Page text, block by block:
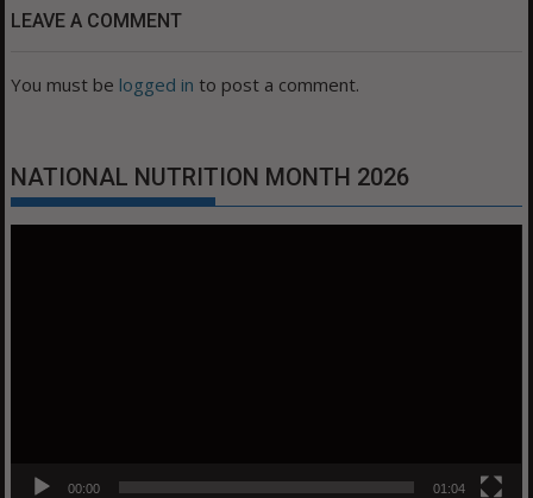
LEAVE A COMMENT
You must be logged in to post a comment.
NATIONAL NUTRITION MONTH 2026
00:00 01:04